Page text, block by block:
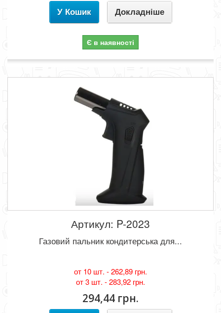
У Кошик Докладніше
Є в наявності
Артикул: P-2023
Газовий пальник кондитерська для...
от 10 шт. -262,89 грн.
от 3 шт. -283,92 грн.
294,44 грн.